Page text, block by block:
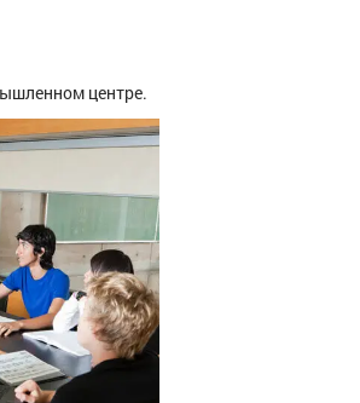
центре.